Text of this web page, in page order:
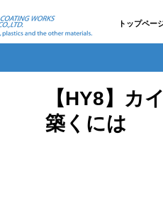
トップペー
【HY8】カ
築くには